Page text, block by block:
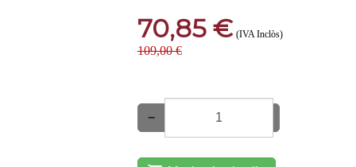
70,85 € (IVA Inclòs)
109,00 €
−